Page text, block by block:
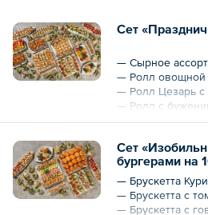
Сет
— Сырное
— Ролл овощной
— Ролл Цезарь с
— Ролл с
— Ролл с
шт.) — 120 г;
— Мини-
120 г;
— Мини-
— Брускетта
Сет
бургерами на
— Брускетта
— Брускетта с
— Брускетта с